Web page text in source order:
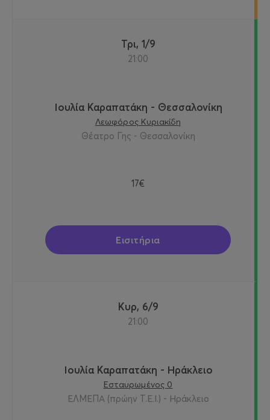
Τρι, 1/9
21:00
Ιουλία Καραπατάκη - Θεσσαλονίκη
Λεωφόρος Κυριακίδη
Θέατρο Γης - Θεσσαλονίκη
17€
Εισιτήρια
Κυρ, 6/9
21:00
Ιουλία Καραπατάκη - Ηράκλειο
Εσταυρωμένος 0
ΕΛΜΕΠΑ (πρώην Τ.Ε.Ι.) - Ηράκλειο